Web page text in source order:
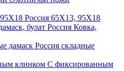
Россия 65Х13, 95Х18
Россия Ковка,
Россия складные
С фиксированным